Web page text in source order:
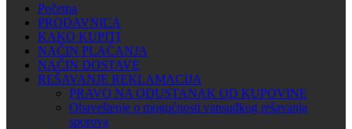
Početna
PRODAVNICA
KAKO KUPITI
NAČIN PLAĆANJA
NAČIN DOSTAVE
REŠAVANJE REKLAMACIJA
PRAVO NA ODUSTANAK OD KUPOVINE
Obaveštenje o mogućnosti vansudkog rešavanja
sporova